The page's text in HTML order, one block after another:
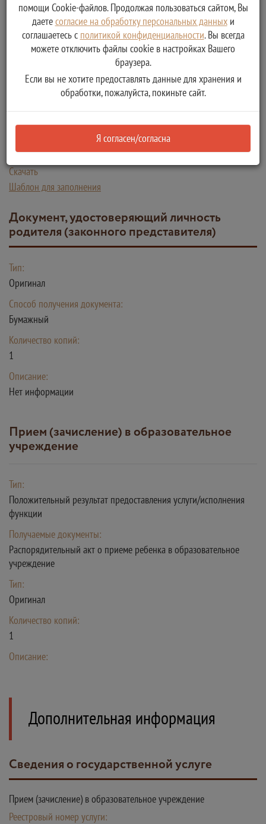
Оригинал
Способ получения документа:
Бумажный
Количество копий:
1
Нет информации
Скачать
Шаблон для заполнения
Документ, удостоверяющий личность
родителя (законного представителя)
Тип:
Оригинал
Способ получения документа:
Бумажный
Количество копий:
1
Описание:
Нет информации
Прием (зачисление) в образовательное
учреждение
Тип:
Положительный результат предоставления услуги/исполнения
функции
Получаемые документы:
Распорядительный акт о приеме ребенка в образовательное
учреждение
Тип:
Оригинал
Количество копий:
1
Описание:
Дополнительная информация
Сведения о государственной услуге
Прием (зачисление) в образовательное учреждение
Реестровый номер услуги:
помощи Cookie-файлов. Продолжая пользоваться сайтом, Вы
даетесогласие на обработку персональных данныхи
соглашаетесь с политикой конфиденциальности. Вы всегда
можете отключить файлы cookie в настройках Вашего
браузера.
Если вы не хотите предоставлять данные для хранения и
обработки, пожалуйста, покиньте сайт.
Я согласен/согласна